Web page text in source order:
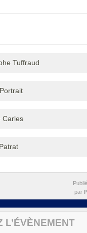
Tuffraud
Carles
par
L’ÉVÈNEMENT